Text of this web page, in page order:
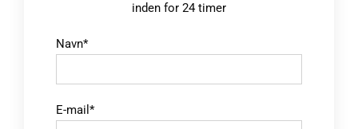
inden for 24 timer
Navn*
E-mail*